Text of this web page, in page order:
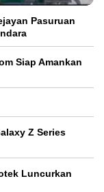
Pasuruan
Siap Amankan
Z Series
Luncurkan